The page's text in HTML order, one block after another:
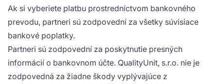
Ak si vyberiete platbu prostredníctvom bankovného
prevodu, partneri sú zodpovední za všetky súvisiace
bankové poplatky.
Partneri sú zodpovední za poskytnutie presných
informácií o bankovnom účte. QualityUnit, s.r.o. nie je
zodpovedná za žiadne škody vyplývajúce z